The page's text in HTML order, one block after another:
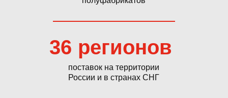
поставок на территории
России и в странах СНГ
36 регионов